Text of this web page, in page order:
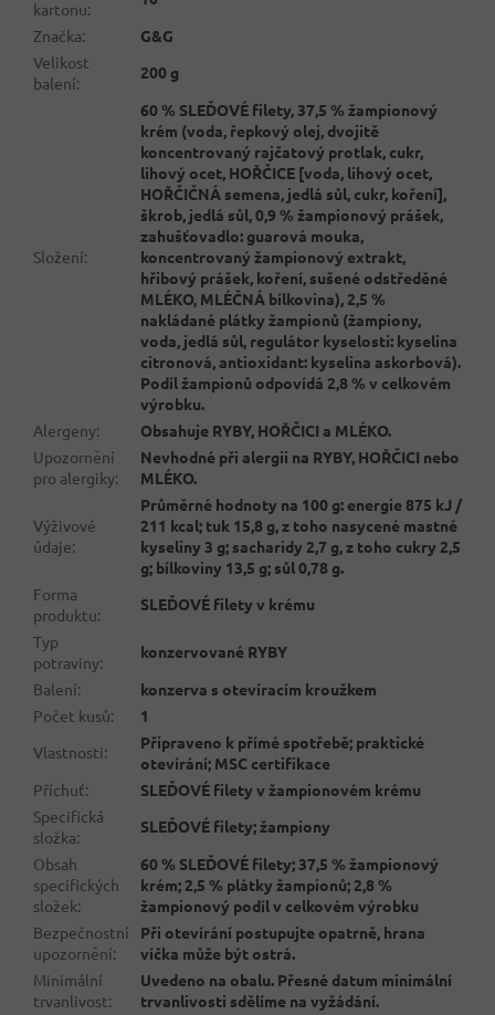
kartonu:
Značka:
G&G
Velikost
balení:
200 g
Složení:
60 % SLEĎOVÉ filety, 37,5 % žampionový
krém (voda, řepkový olej, dvojitě
koncentrovaný rajčatový protlak, cukr,
lihový ocet, HOŘČICE [voda, lihový ocet,
HOŘČIČNÁ semena, jedlá sůl, cukr, koření],
škrob, jedlá sůl, 0,9 % žampionový prášek,
zahušťovadlo: guarová mouka,
koncentrovaný žampionový extrakt,
hřibový prášek, koření, sušené odstředěné
MLÉKO, MLÉČNÁ bílkovina), 2,5 %
nakládané plátky žampionů (žampiony,
voda, jedlá sůl, regulátor kyselosti: kyselina
citronová, antioxidant: kyselina askorbová).
Podíl žampionů odpovídá 2,8 % v celkovém
výrobku.
Alergeny:
Obsahuje RYBY, HOŘČICI a MLÉKO.
Upozornění
pro alergiky:
Nevhodné při alergii na RYBY, HOŘČICI nebo
MLÉKO.
Výživové
údaje:
Průměrné hodnoty na 100 g: energie 875 kJ /
211 kcal; tuk 15,8 g, z toho nasycené mastné
kyseliny 3 g; sacharidy 2,7 g, z toho cukry 2,5
g; bílkoviny 13,5 g; sůl 0,78 g.
Forma
produktu:
SLEĎOVÉ filety v krému
Typ
potraviny:
konzervované RYBY
Balení:
konzerva s otevíracím kroužkem
Počet kusů:
1
Vlastnosti:
Připraveno k přímé spotřebě; praktické
otevírání; MSC certifikace
Příchuť:
SLEĎOVÉ filety v žampionovém krému
Specifická
složka:
SLEĎOVÉ filety; žampiony
Obsah
specifických
složek:
60 % SLEĎOVÉ filety; 37,5 % žampionový
krém; 2,5 % plátky žampionů; 2,8 %
žampionový podíl v celkovém výrobku
Bezpečnostní
upozornění:
Při otevírání postupujte opatrně, hrana
víčka může být ostrá.
Minimální
trvanlivost:
Uvedeno na obalu. Přesné datum minimální
trvanlivosti sdělíme na vyžádání.